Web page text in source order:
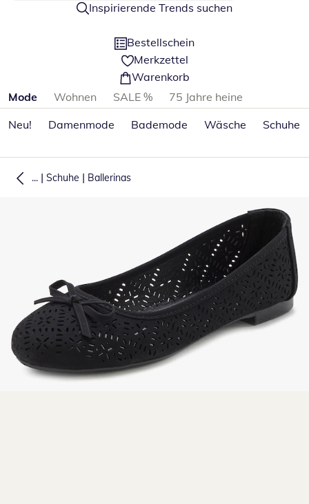
Inspirierende Trends suchen
Bestellschein
Merkzettel
Warenkorb
Produktkategorien überspringen
Mode Wohnen SALE %
75 Jahre heine
Neu!
Damenmode Bademode Wäsche Schuhe
... | Schuhe | Ballerinas